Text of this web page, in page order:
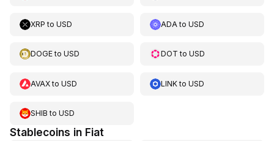
XRP to USD ADA toUSD
DOGEto USD DOT toUSD
AVAXto USD LINKtoUSD
SHIB to USD
Stablecoins in Fiat